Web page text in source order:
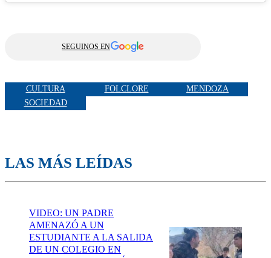
SEGUINOS EN
CULTURA FOLCLORE
MENDOZA
SOCIEDAD
LAS MÁS LEÍDAS
VIDEO: UN PADRE
AMENAZÓ A UN
ESTUDIANTE A LA SALIDA
DE UN COLEGIO EN